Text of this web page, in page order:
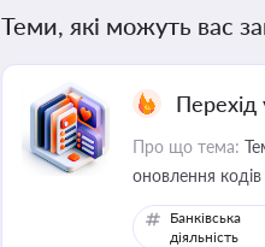
Теми, які можуть вас
Перехід
Про що тема:
оновлення
Банківська
діяльність